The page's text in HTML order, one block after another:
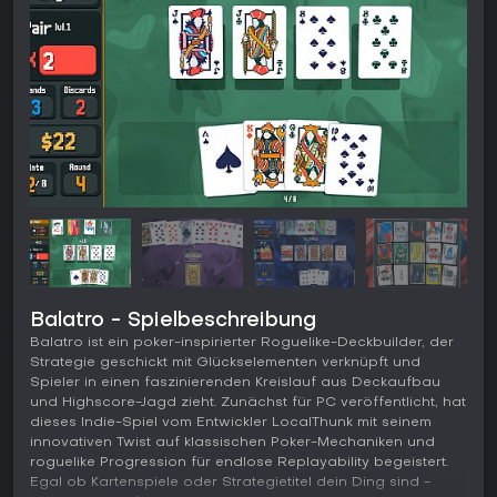
Balatro - Spielbeschreibung
Balatro ist ein poker-inspirierter Roguelike-Deckbuilder, der
Strategie geschickt mit Glückselementen verknüpft und
Spieler in einen faszinierenden Kreislauf aus Deckaufbau
und Highscore-Jagd zieht. Zunächst für PC veröffentlicht, hat
dieses Indie-Spiel vom Entwickler LocalThunk mit seinem
innovativen Twist auf klassischen Poker-Mechaniken und
roguelike Progression für endlose Replayability begeistert.
Egal ob Kartenspiele oder Strategietitel dein Ding sind -